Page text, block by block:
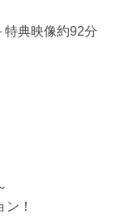
特典映像約92分
！